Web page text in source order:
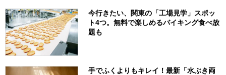
今行きたい、関東の「工場見学」スポッ
ト4つ。無料で楽しめるバイキング食べ放
題も
手でふくよりもキレイ！最新「水ぶき両